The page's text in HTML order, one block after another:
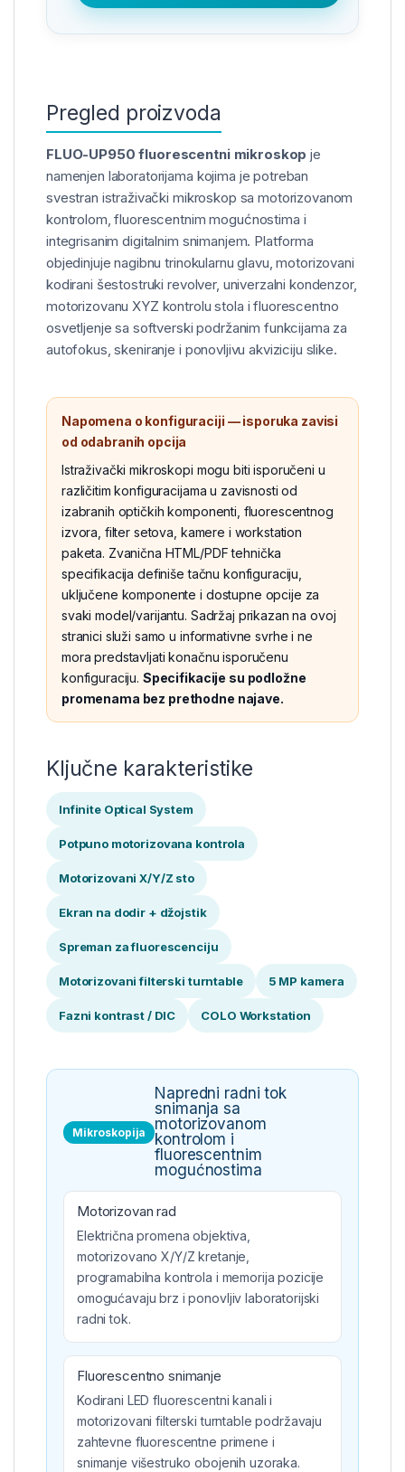
Pregled proizvoda
FLUO-UP950 fluorescentni mikroskop je
namenjen laboratorijama kojima je potreban
svestran istraživački mikroskop sa motorizovanom
kontrolom, fluorescentnim mogućnostima i
integrisanim digitalnim snimanjem. Platforma
objedinjuje nagibnu trinokularnu glavu, motorizovani
kodirani šestostruki revolver, univerzalni kondenzor,
motorizovanu XYZ kontrolu stola i fluorescentno
osvetljenje sa softverski podržanim funkcijama za
autofokus, skeniranje i ponovljivu akviziciju slike.
Napomena o konfiguraciji — isporuka zavisi
od odabranih opcija
Istraživački mikroskopi mogu biti isporučeni u
različitim konfiguracijama u zavisnosti od
izabranih optičkih komponenti, fluorescentnog
izvora, filter setova, kamere i workstation
paketa. Zvanična HTML/PDF tehnička
specifikacija definiše tačnu konfiguraciju,
uključene komponente i dostupne opcije za
svaki model/varijantu. Sadržaj prikazan na ovoj
stranici služi samo u informativne svrhe i ne
mora predstavljati konačnu isporučenu
konfiguraciju. Specifikacije su podložne
promenama bez prethodne najave.
Ključne karakteristike
Infinite Optical System
Potpuno motorizovana kontrola
Motorizovani X/Y/Z sto
Ekran na dodir + džojstik
Spreman za fluorescenciju
Motorizovani filterski turntable 5 MP kamera
Fazni kontrast / DIC COLO Workstation
Mikroskopija
Napredni radni tok
snimanja sa
motorizovanom
kontrolom i
fluorescentnim
mogućnostima
Motorizovan rad
Električna promena objektiva,
motorizovano X/Y/Z kretanje,
programabilna kontrola i memorija pozicije
omogućavaju brz i ponovljiv laboratorijski
radni tok.
Fluorescentno snimanje
Kodirani LED fluorescentni kanali i
motorizovani filterski turntable podržavaju
zahtevne fluorescentne primene i
snimanje višestruko obojenih uzoraka.